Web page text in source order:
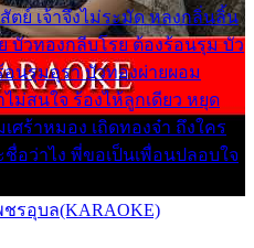
ย์ เจ้าจึงไม่ระมัด หลงกลิ่นลิ้น
บัวทองกลีบโรย ต้องร้อนรุม บัว
นรุมอุรา บัวทองผ่ายผอม
ม่สนใจ ร้องไห้ลูกเดียว หยุด
ศร้าหมอง เถิดทองจ๋า ถึงใคร
ชื่อว่าไง พี่ขอเป็นเพื่อนปลอบใจ
ชรอุบล(KARAOKE)